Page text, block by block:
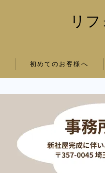
リ
初めてのお客様へ